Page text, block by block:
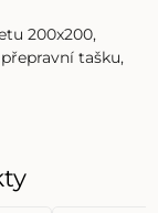
200x200,
tašku,